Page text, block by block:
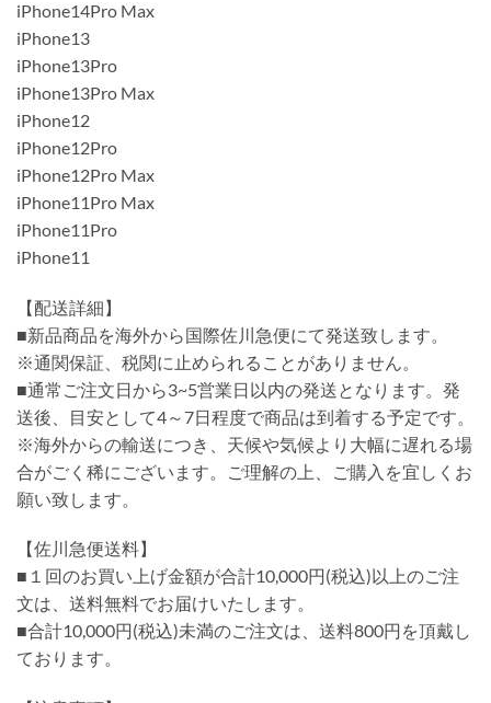
iPhone14Pro Max
iPhone13
iPhone13Pro
iPhone13Pro Max
iPhone12
iPhone12Pro
iPhone12Pro Max
iPhone11Pro Max
iPhone11Pro
iPhone11
【配送詳細】
■新品商品を海外から国際佐川急便にて発送致します。
※通関保証、税関に止められることがありません。
■通常ご注文日から3~5営業日以内の発送となります。発
送後、目安として4～7日程度で商品は到着する予定です。
※海外からの輸送につき、天候や気候より大幅に遅れる場
合がごく稀にございます。ご理解の上、ご購入を宜しくお
願い致します。
【佐川急便送料】
■１回のお買い上げ金額が合計10,000円(税込)以上のご注
文は、送料無料でお届けいたします。
■合計10,000円(税込)未満のご注文は、送料800円を頂戴し
ております。